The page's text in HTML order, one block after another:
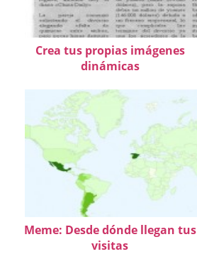
Crea tus propias imágenes
dinámicas
Meme: Desde dónde llegan tus
visitas